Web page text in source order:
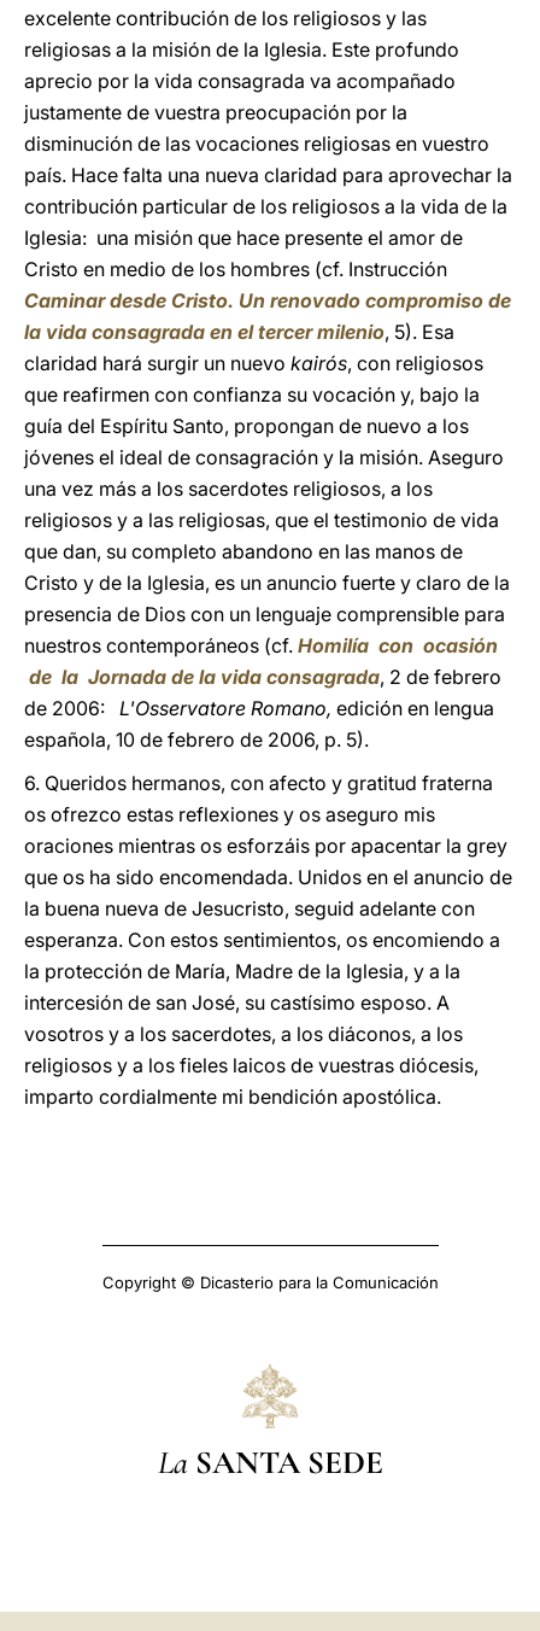
excelente contribución de los religiosos y las
religiosas a la misión de la Iglesia. Este profundo
aprecio por la vida consagrada va acompañado
justamente de vuestra preocupación por la
disminución de las vocaciones religiosas en vuestro
país. Hace falta una nueva claridad para aprovechar la
contribución particular de los religiosos a la vida de la
Iglesia: una misión que hace presente el amor de
Cristo en medio de los hombres (cf. Instrucción
Caminar desde Cristo. Un renovado compromiso de
la vida consagrada en el tercer milenio, 5). Esa
claridad hará surgir un nuevo kairós, con religiosos
que reafirmen con confianza su vocación y, bajo la
guía del Espíritu Santo, propongan de nuevo a los
jóvenes el ideal de consagración y la misión. Aseguro
una vez más a los sacerdotes religiosos, a los
religiosos y a las religiosas, que el testimonio de vida
que dan, su completo abandono en las manos de
Cristo y de la Iglesia, es un anuncio fuerte y claro de la
presencia de Dios con un lenguaje comprensible para
nuestros contemporáneos (cf. Homilía con ocasión
de la Jornada de la vida consagrada, 2 de febrero
de 2006: L'Osservatore Romano, edición en lengua
española, 10 de febrero de 2006, p. 5).
6. Queridos hermanos, con afecto y gratitud fraterna
os ofrezco estas reflexiones y os aseguro mis
oraciones mientras os esforzáis por apacentar la grey
que os ha sido encomendada. Unidos en el anuncio de
la buena nueva de Jesucristo, seguid adelante con
esperanza. Con estos sentimientos, os encomiendo a
la protección de María, Madre de la Iglesia, y a la
intercesión de san José, su castísimo esposo. A
vosotros y a los sacerdotes, a los diáconos, a los
religiosos y a los fieles laicos de vuestras diócesis,
imparto cordialmente mi bendición apostólica.
Copyright © Dicasterio para la Comunicación
La SANTA SEDE